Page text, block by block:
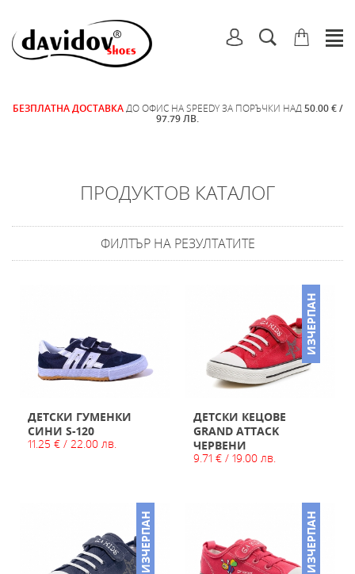
БЕЗПЛАТНА ДОСТАВКА ДО ОФИС НА SPEEDY ЗА ПОРЪЧКИ НАД 50.00 € /
97.79 ЛВ.
ПРОДУКТОВ КАТАЛОГ
ФИЛТЪР НА РЕЗУЛТАТИТЕ
ДЕТСКИ ГУМЕНКИ
СИНИ S-120
11.25 € / 22.00 лв.
ИЗЧЕРПАН
ДЕТСКИ КЕЦОВЕ
GRAND ATTACK
ЧЕРВЕНИ
9.71 € / 19.00 лв.
ИЗЧЕРПАН ИЗЧЕРПАН